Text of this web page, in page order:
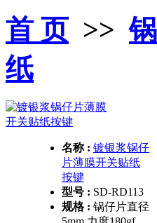
首 页>>
纸
名称 : 镀银浆锅仔
片薄膜开关贴纸
按键
型号 : SD-RD113
规格 : 锅仔片直径